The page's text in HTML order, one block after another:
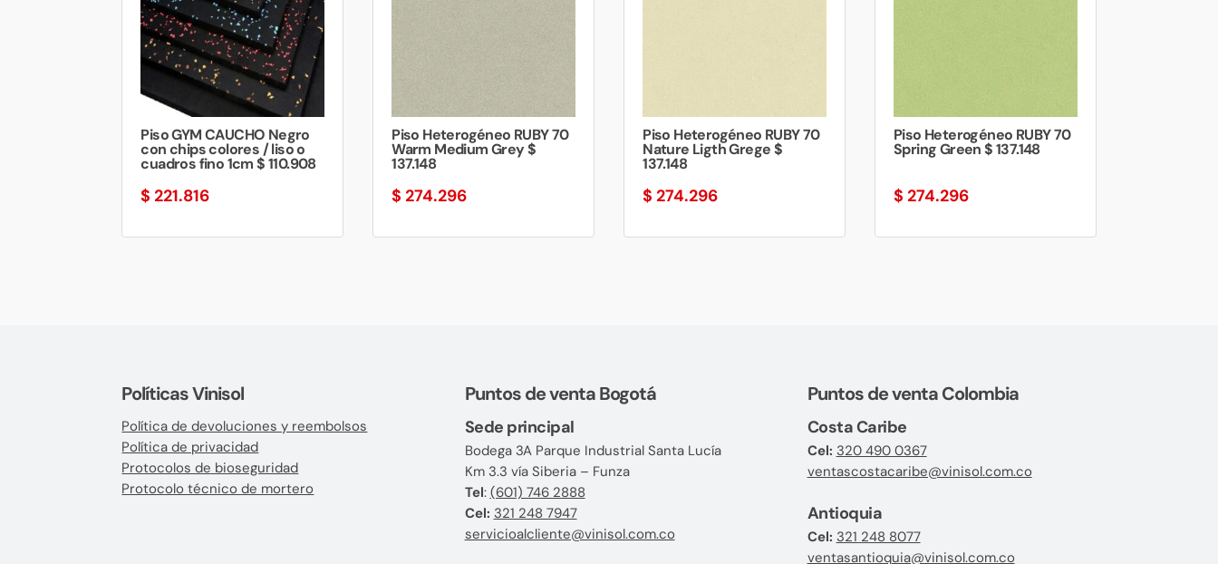
Piso GYM CAUCHO Negro
con chips colores / liso o
cuadros fino 1cm $ 110.908
$ 221.816
Piso Heterogéneo RUBY 70
Warm Medium Grey $
137.148
$ 274.296
Piso Heterogéneo RUBY 70
Nature Ligth Grege $
137.148
$ 274.296
Piso Heterogéneo RUBY 70
Spring Green $ 137.148
$ 274.296
Políticas Vinisol
Política de devoluciones y reembolsos
Política de privacidad
Protocolos de bioseguridad
Protocolo técnico de mortero
Puntos de venta Bogotá
Sede principal
Bodega 3A Parque Industrial Santa Lucía
Km 3.3 vía Siberia – Funza
Tel: (601) 746 2888
Cel: 321 248 7947
servicioalcliente@vinisol.com.co
Puntos de venta Colombia
Costa Caribe
Cel: 320 490 0367
ventascostacaribe@vinisol.com.co
Antioquia
Cel: 321 248 8077
ventasantioquia@vinisol.com.co